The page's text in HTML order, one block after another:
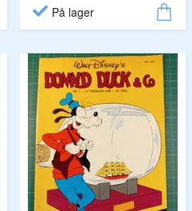
På lager